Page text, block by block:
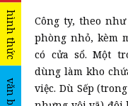
hình thức
văn bản
Công ty, theo
phòng nhỏ, kèm
có cửa sổ. Một
dùng làm kho
việc. Dù Sếp